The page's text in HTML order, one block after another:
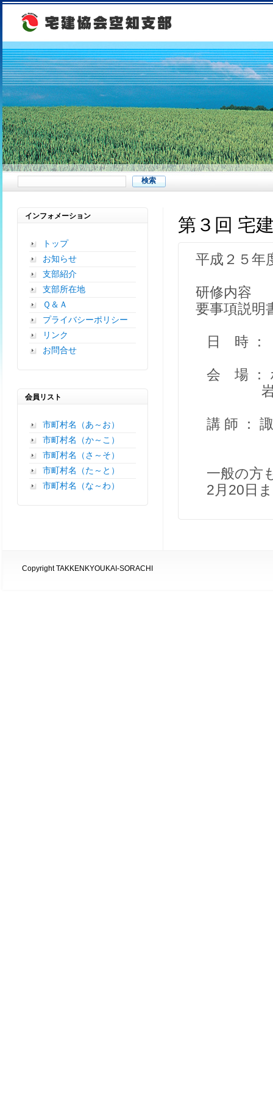
インフォメーション
トップ
お知らせ
支部紹介
支部所在地
Ｑ＆Ａ
プライバシーポリシー
リンク
お問合せ
会員リスト
市町村名（あ～お）
市町村名（か～こ）
市町村名（さ～そ）
市町村名（た～と）
市町村名（な～わ）
第３回 宅
平成２５年
研修内容
要事項説明
日 時 ：
会 場 ：
岩見沢
講 師 ：
一般の方
2月20日
Copyright TAKKENKYOUKAI-SORACHI